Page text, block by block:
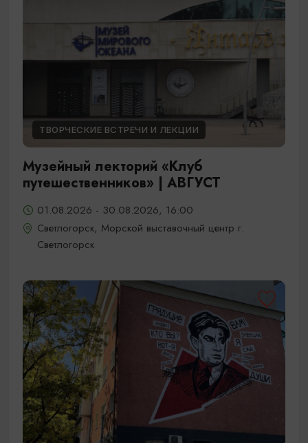
ТВОРЧЕСКИЕ ВСТРЕЧИ И ЛЕКЦИИ
Музейный лекторий «Клуб
путешественников» | АВГУСТ
01.08.2026 - 30.08.2026, 16:00
Светлогорск, Морской выставочный центр г.
Светлогорск